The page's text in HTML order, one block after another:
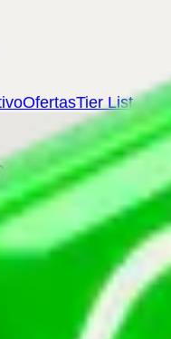
OfertasTier List
pessoas já
WHATSAPPTELEGRAM
Grupo 100% gratuito
Lado Tech. Todos